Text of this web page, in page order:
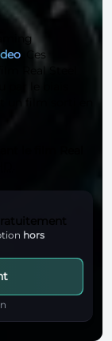
. Ces
Real Steel
le biais
un film sorti en
le film Real
hors